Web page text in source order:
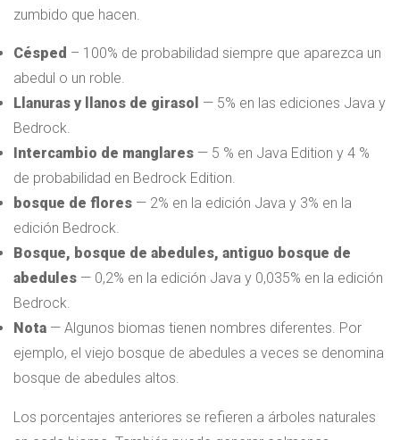
zumbido que hacen.
Césped – 100% de probabilidad siempre que aparezca un
abedul o un roble.
Llanuras y llanos de girasol — 5% en las ediciones Java y
Bedrock.
Intercambio de manglares — 5 % en Java Edition y 4 %
de probabilidad en Bedrock Edition.
bosque de flores — 2% en la edición Java y 3% en la
edición Bedrock.
Bosque, bosque de abedules, antiguo bosque de
abedules — 0,2% en la edición Java y 0,035% en la edición
Bedrock.
Nota — Algunos biomas tienen nombres diferentes. Por
ejemplo, el viejo bosque de abedules a veces se denomina
bosque de abedules altos.
Los porcentajes anteriores se refieren a árboles naturales